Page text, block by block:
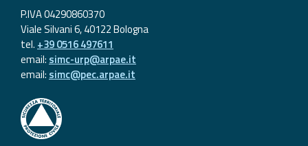
P.IVA 04290860370
Viale Silvani 6, 40122 Bologna
tel. +39 0516 497611
email: simc-urp@arpae.it
email: simc@pec.arpae.it